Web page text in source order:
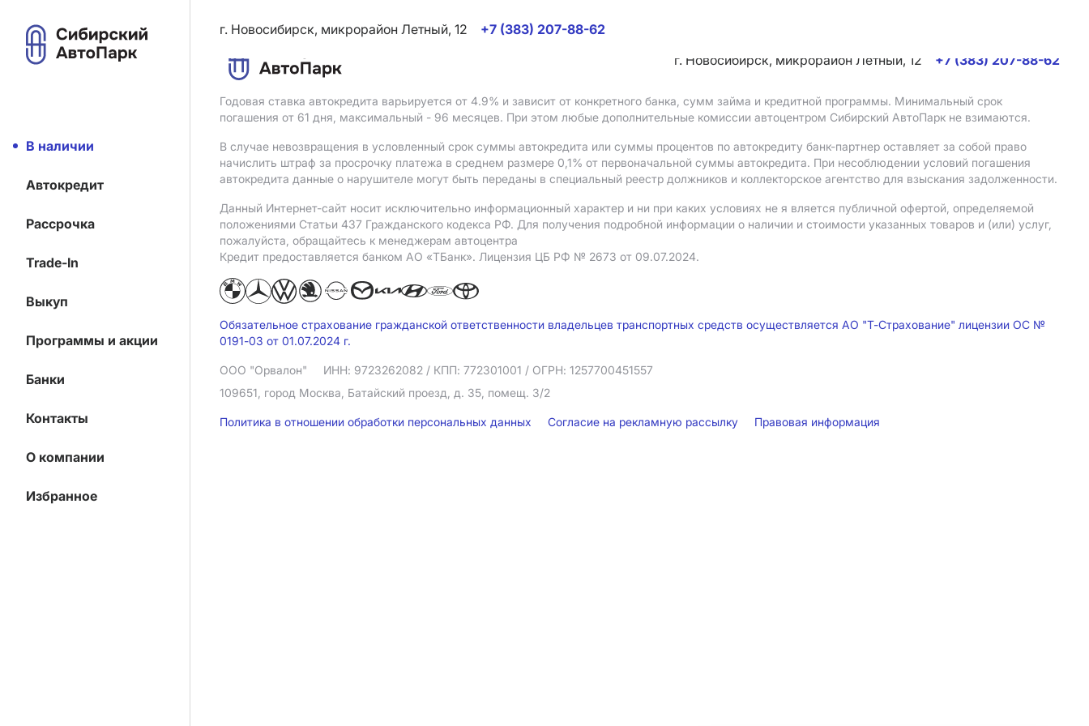
В наличии
Автокредит
Рассрочка
Trade-In
Выкуп
Программы и акции
Банки
Контакты
О компании
Избранное
г. Новосибирск, микрорайон Летный, 12
+7 (383) 207-88-62
г. Новосибирск, микрорайон Летный, 12
+7 (383) 207-88-62
Годовая ставка автокредита варьируется от 4.9% и зависит от конкретного банка, сумм займа и кредитной программы. Минимальный срок
погашения от 61 дня, максимальный - 96 месяцев. При этом любые дополнительные комиссии автоцентром Сибирский АвтоПарк не взимаются.
В случае невозвращения в условленный срок суммы автокредита или суммы процентов по автокредиту банк-партнер оставляет за собой право
начислить штраф за просрочку платежа в среднем размере 0,1% от первоначальной суммы автокредита. При несоблюдении условий погашения
автокредита данные о нарушителе могут быть переданы в специальный реестр должников и коллекторское агентство для взыскания задолженности.
Данный Интернет-сайт носит исключительно информационный характер и ни при каких условиях не я вляется публичной офертой, определяемой
положениями Статьи 437 Гражданского кодекса РФ. Для получения подробной информации о наличии и стоимости указанных товаров и (или) услуг,
пожалуйста, обращайтесь к менеджерам автоцентра
Кредит предоставляется банком АO «ТБанк». Лицензия ЦБ РФ № 2673 от 09.07.2024.
Обязательное страхование гражданской ответственности владельцев транспортных средств осуществляется АО "Т-Страхование" лицензии ОС №
0191-03 от 01.07.2024 г.
ООО "Орвалон" ИНН: 9723262082 / КПП: 772301001 / ОГРН: 1257700451557
109651, город Москва, Батайский проезд, д. 35, помещ. 3/2
Политика в отношении обработки персональных данных Согласие на рекламную рассылку Правовая информация